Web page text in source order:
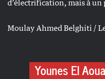
d’électrification, mais à
Moulay Ahmed Belghiti /
Younes El